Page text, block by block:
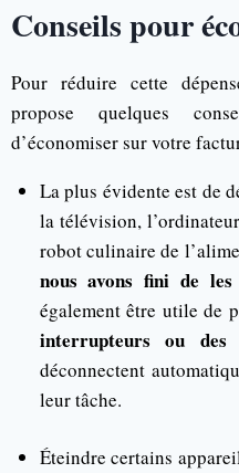
Conseils pour
Pour réduire cette
propose quelques
d’économiser sur votre
La plus évidente est de
la télévision,
robot culinaire de
nous avons fini de
également être utile de
interrupteurs ou des
déconnectent
leur tâche.
Éteindre certains